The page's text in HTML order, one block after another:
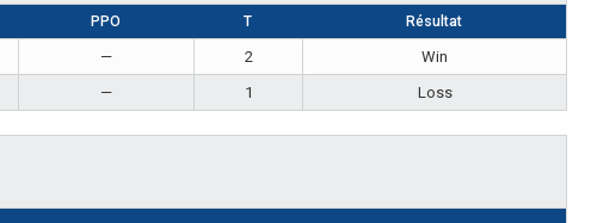
PPO T Résultat
— 2
Win
— 1 Loss